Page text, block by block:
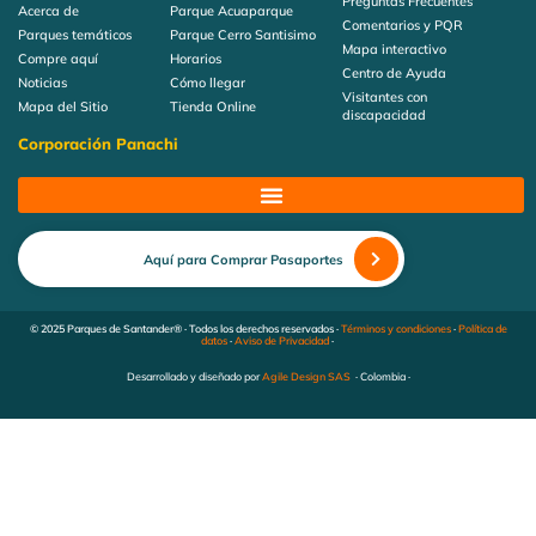
Acerca de
Parques temáticos
Compre aquí
Noticias
Mapa del Sitio
Parque Acuaparque
Parque Cerro Santisimo
Horarios
Cómo llegar
Tienda Online
Comentarios y PQR
Mapa interactivo
Centro de Ayuda
Visitantes con
discapacidad
Corporación Panachi
Aquí para Comprar Pasaportes
© 2025 Parques de Santander® · Todos los derechos reservados ·Términos y condiciones·Política de
datos·Aviso de Privacidad·
Desarrollado y diseñado porAgile Design SAS· Colombia ·